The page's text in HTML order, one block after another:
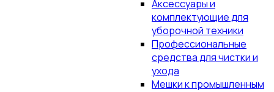
Аксессуары и
комплектующие для
уборочной техники
Профессиональные
средства для чистки и
ухода
Мешки к промышленным